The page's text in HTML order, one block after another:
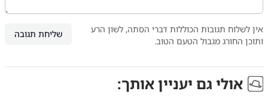
אין לשלוח תגובות הכוללות דברי הסתה, לשון הרע
ותוכן החורג מגבול הטעם הטוב.
שליחת תגובה
אולי גם יעניין אותך: